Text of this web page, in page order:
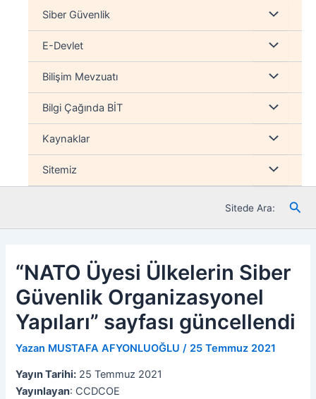
Siber Güvenlik Menu
düğmesi
E-Devlet Menu
düğmesi
Bilişim Mevzuatı Menu
düğmesi
Bilgi Çağında BİT Menu
düğmesi
Kaynaklar Menu
düğmesi
Sitemiz Menu
düğmesi
Sitede Ara:
“NATO Üyesi Ülkelerin Siber
Güvenlik Organizasyonel
Yapıları” sayfası güncellendi
Yazan MUSTAFA AFYONLUOĞLU/ 25 Temmuz 2021
Yayın Tarihi: 25 Temmuz 2021
Yayınlayan: CCDCOE